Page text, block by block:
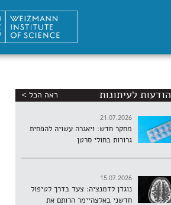
הודעות לעיתונות ראה הכל >
21.07.2026
מחקר חדש: ויאגרה עשויה להפחית
גרורות בחולי סרטן
15.07.2026
נוגדן לדמנציה: צעד בדרך לטיפול
חדשני באלצהיימר הרותם את